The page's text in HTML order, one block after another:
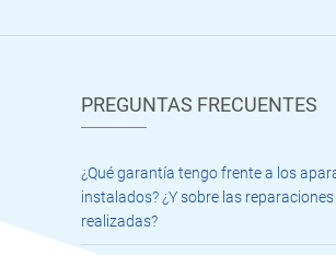
PREGUNTAS FRECUENTES
¿Qué garantía tengo frente a los
instalados? ¿Y sobre las reparaciones
realizadas?